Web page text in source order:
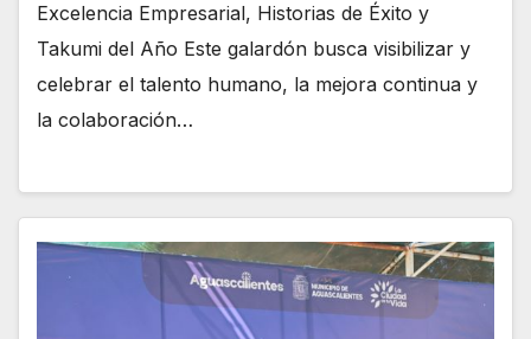
Excelencia Empresarial, Historias de Éxito y
Takumi del Año Este galardón busca visibilizar y
celebrar el talento humano, la mejora continua y
la colaboración…